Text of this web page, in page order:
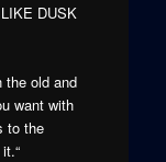
DUSK
the old and
want with
to the